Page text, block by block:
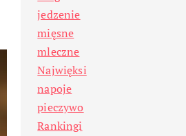
jedzenie
mięsne
mleczne
Najwięksi
napoje
pieczywo
Rankingi